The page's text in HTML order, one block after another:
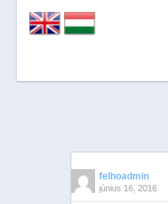
felhoadmin
június 16, 2016